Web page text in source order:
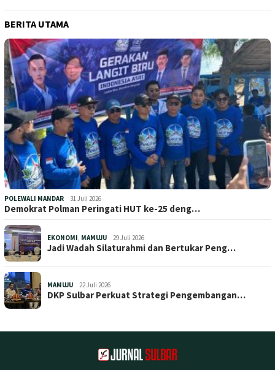
BERITA UTAMA
POLEWALI MANDAR 31 Juli 2026
Demokrat Polman Peringati HUT ke-25 deng…
EKONOMI MAMUJU 29 Juli 2026
Jadi Wadah Silaturahmi dan Bertukar Peng…
MAMUJU 22 Juli 2026
DKP Sulbar Perkuat Strategi Pengembangan…